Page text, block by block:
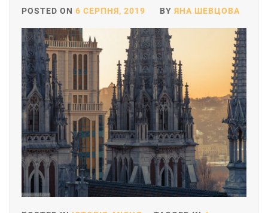
POSTED ON 6 СЕРПНЯ, 2019 BY ЯНА ШЕВЦОВА